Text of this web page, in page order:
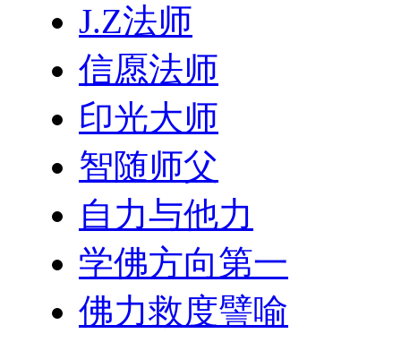
J.Z法师
信愿法师
印光大师
智随师父
自力与他力
学佛方向第一
佛力救度譬喻